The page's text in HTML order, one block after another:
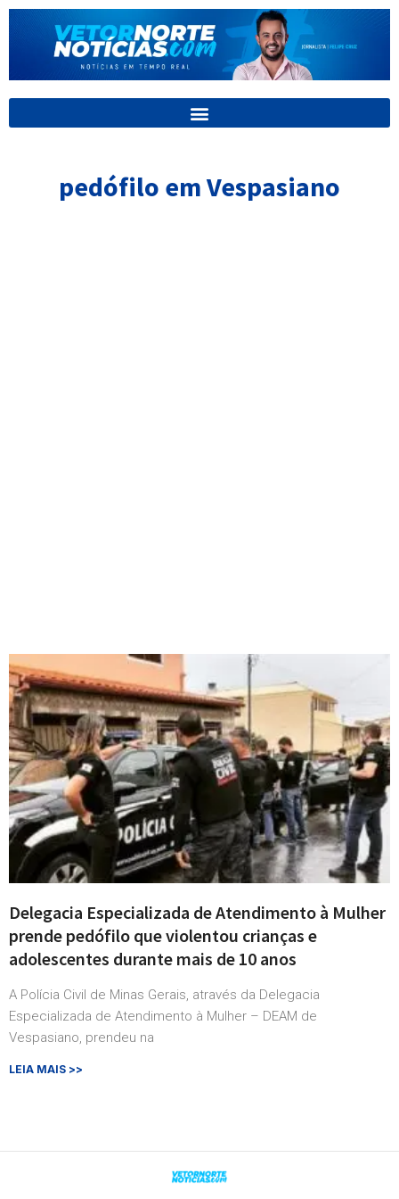
para
conteúdo
pedófilo em Vespasiano
Delegacia Especializada de Atendimento à Mulher
prende pedófilo que violentou crianças e
adolescentes durante mais de 10 anos
A Polícia Civil de Minas Gerais, através da Delegacia
Especializada de Atendimento à Mulher – DEAM de
Vespasiano, prendeu na
LEIA MAIS >>